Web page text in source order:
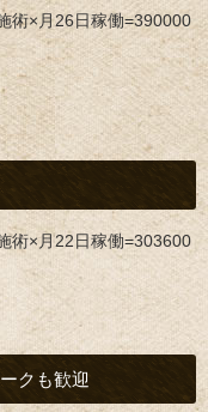
術×月26日稼働=390000
術×月22日稼働=303600
クも歓迎